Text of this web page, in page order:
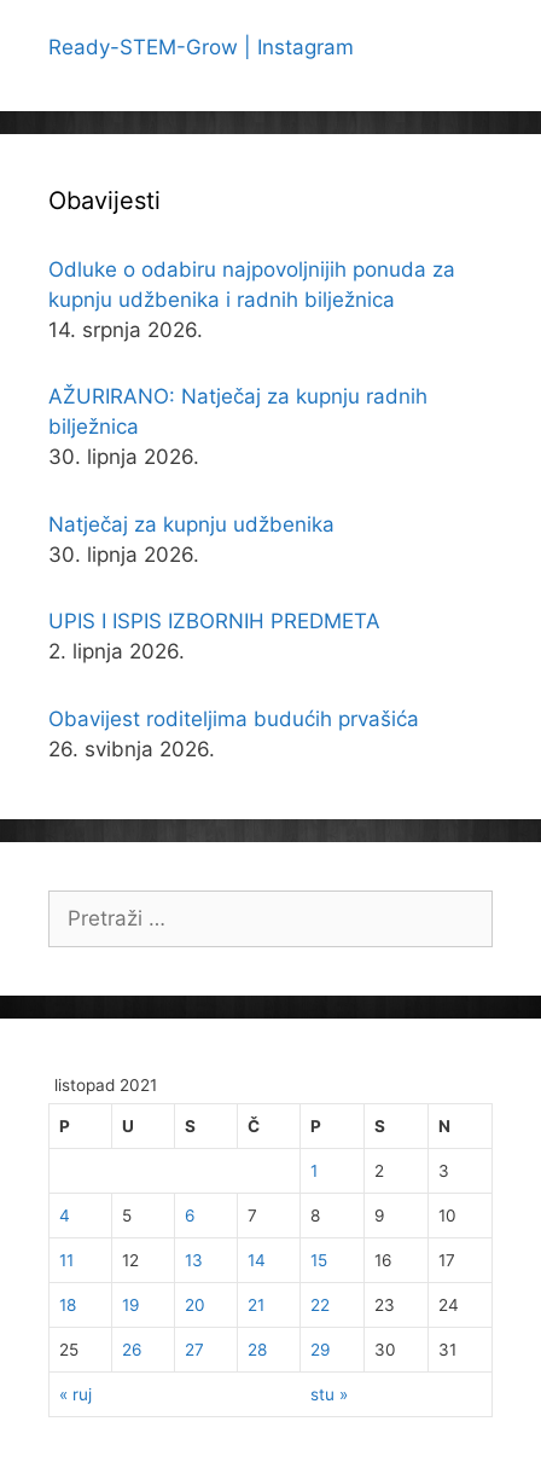
Ready-STEM-Grow | Instagram
Obavijesti
Odluke o odabiru najpovoljnijih ponuda za
kupnju udžbenika i radnih bilježnica
14. srpnja 2026.
AŽURIRANO: Natječaj za kupnju radnih
bilježnica
30. lipnja 2026.
Natječaj za kupnju udžbenika
30. lipnja 2026.
UPIS I ISPIS IZBORNIH PREDMETA
2. lipnja 2026.
Obavijest roditeljima budućih prvašića
26. svibnja 2026.
listopad 2021
P U S Č P S N
« ruj stu »
1 2 3
4 5 6 7 8 9 10
11 12 13 14 15 16 17
18 19 20 21 22 23 24
25 26 27 28 29 30 31